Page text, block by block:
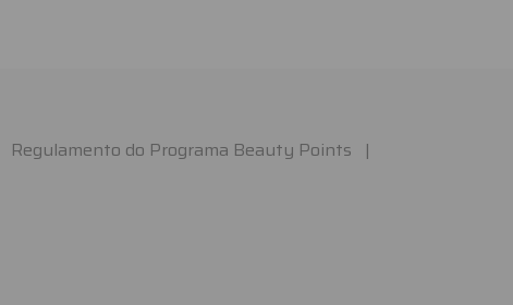
Regulamento do Programa Beauty Points |